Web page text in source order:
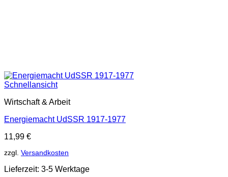
Schnellansicht
Wirtschaft & Arbeit
Energiemacht UdSSR 1917-1977
11,99 €
zzgl. Versandkosten
Lieferzeit: 3-5 Werktage